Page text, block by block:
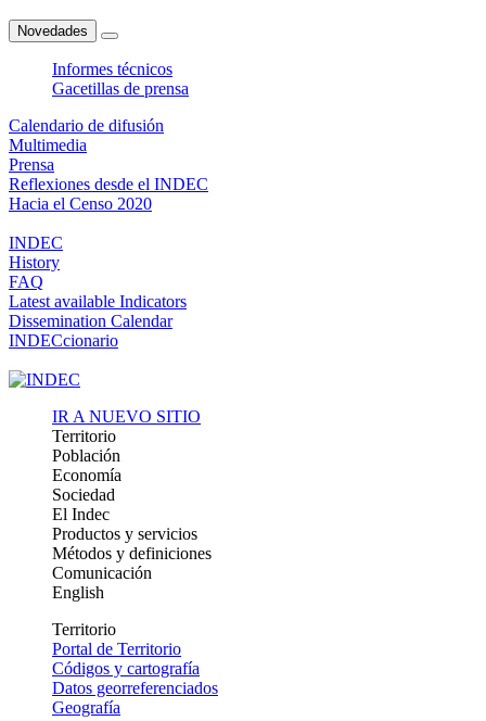
Novedades
Informes técnicos
Gacetillas de prensa
Calendario de difusión
Multimedia
Prensa
Reflexiones desde el INDEC
Hacia el Censo 2020
INDEC
History
FAQ
Latest available Indicators
Dissemination Calendar
INDECcionario
IR A NUEVO SITIO
Territorio
Población
Economía
Sociedad
El Indec
Productos y servicios
Métodos y definiciones
Comunicación
English
Territorio
Portal de Territorio
Códigos y cartografía
Datos georreferenciados
Geografía